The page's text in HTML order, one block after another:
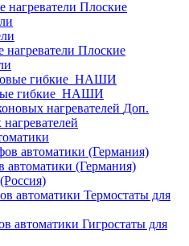
Плоские
Плоские
гибкие_НАШИ
Доп.
автоматики (Германия)
Термостаты для
Гигростаты для